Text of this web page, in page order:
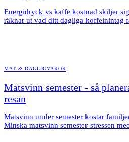
Energidryck vs kaffe kostnad skiljer
räknar ut vad ditt dagliga koffeinintag
MAT & DAGLIGVAROR
Matsvinn semester - så
resan
Matsvinn under semester kostar
Minska matsvinn semester-stressen